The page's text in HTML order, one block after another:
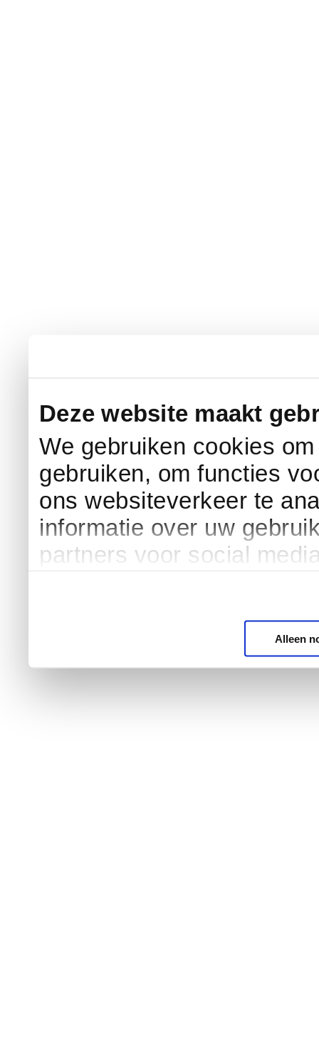
Deze website maakt
We gebruiken cookies
gebruiken, om functies
ons websiteverkeer te
informatie over uw
partners voor social
Alleen